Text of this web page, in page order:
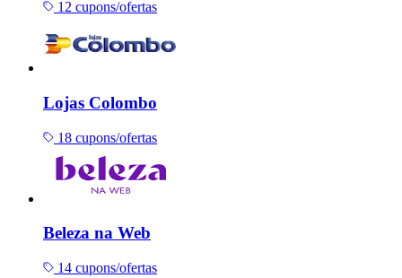
12 cupons/ofertas
Lojas Colombo
18 cupons/ofertas
Beleza na Web
14 cupons/ofertas